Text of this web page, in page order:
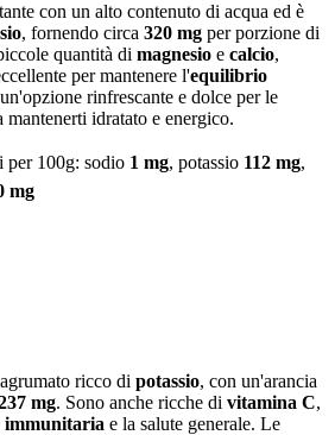
con un alto contenuto di acqua ed è
, fornendo circa 320 mg per porzione di
quantità di magnesio e calcio,
per mantenere l'equilibrio
rinfrescante e dolce per le
mantenerti idratato e energico.
per 100g: sodio 1 mg, potassio 112 mg,
mg
ricco di potassio, con un'arancia
mg. Sono anche ricche di vitamina C,
immunitaria e la salute generale. Le